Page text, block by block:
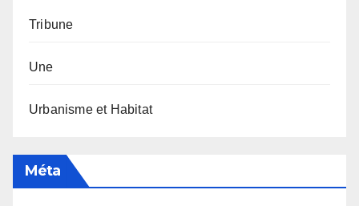
Tribune
Une
Urbanisme et Habitat
Méta